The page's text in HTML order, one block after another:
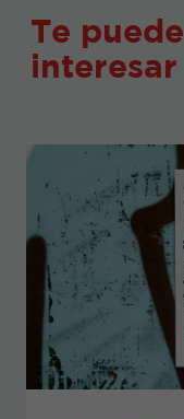
Te puede
interesar